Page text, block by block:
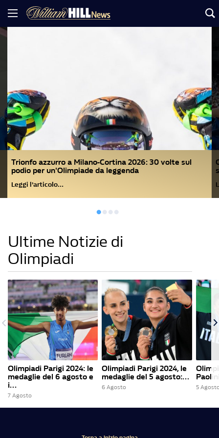
Trionfo azzurro a Milano-Cortina 2026: 30 volte sul
podio per un'Olimpiade da leggenda
Leggi l'articolo…
Ultime Notizie di
Olimpiadi
Olimpiadi Parigi 2024: le
medaglie del 6 agosto e
i...
7 Agosto
Olimpiadi Parigi 2024, le
medaglie del 5 agosto:...
6 Agosto 5